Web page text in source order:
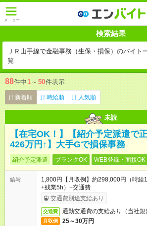
メニュー
検索結果
ＪＲ山手線で金融事務（生保・損保）のバイト
覧
88件中1 ～ 50件表示
新着順 時給順 人気順
未読
【在宅OK！】【紹介予定派遣で
426万円↑】大手Gで損保事務
紹介予定派遣 ブランクOK WEB登録・面接OK
給与
1,800円【月収例】約298,000円（時給
+残業5h）+交通費
交通費別途支給あり
交通費 通勤交通費の支給あり（当社規
月収例 25～30万円